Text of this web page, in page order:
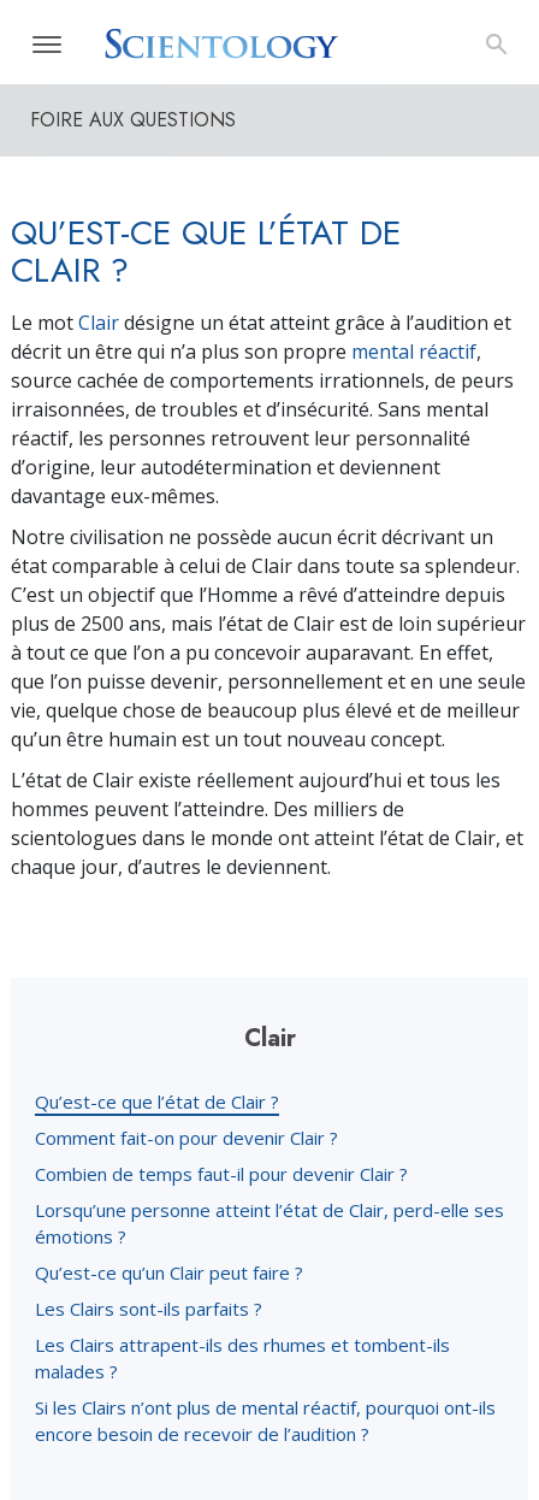
FOIRE AUX QUESTIONS
QU’EST-CE QUE L’ÉTAT DE
CLAIR ?
Le motClairdésigne un état atteint grâce à l’audition et
décrit un être qui n’a plus son propre mental réactif,
source cachée de comportements irrationnels, de peurs
irraisonnées, de troubles et d’insécurité. Sans mental
réactif, les personnes retrouvent leur personnalité
d’origine, leur autodétermination et deviennent
davantage eux-mêmes.
Notre civilisation ne possède aucun écrit décrivant un
état comparable à celui de Clair dans toute sa splendeur.
C’est un objectif que l’Homme a rêvé d’atteindre depuis
plus de 2500 ans, mais l’état de Clair est de loin supérieur
à tout ce que l’on a pu concevoir auparavant. En effet,
que l’on puisse devenir, personnellement et en une seule
vie, quelque chose de beaucoup plus élevé et de meilleur
qu’un être humain est un tout nouveau concept.
L’état de Clair existe réellement aujourd’hui et tous les
hommes peuvent l’atteindre. Des milliers de
scientologues dans le monde ont atteint l’état de Clair, et
chaque jour, d’autres le deviennent.
Clair
Qu’est-ce que l’état de Clair ?
Comment fait-on pour devenir Clair ?
Combien de temps faut-il pour devenir Clair ?
Lorsqu’une personne atteint l’état de Clair, perd-elle ses
émotions ?
Qu’est-ce qu’un Clair peut faire ?
Les Clairs sont-ils parfaits ?
Les Clairs attrapent-ils des rhumes et tombent-ils
malades ?
Si les Clairs n’ont plus de mental réactif, pourquoi ont-ils
encore besoin de recevoir de l’audition ?